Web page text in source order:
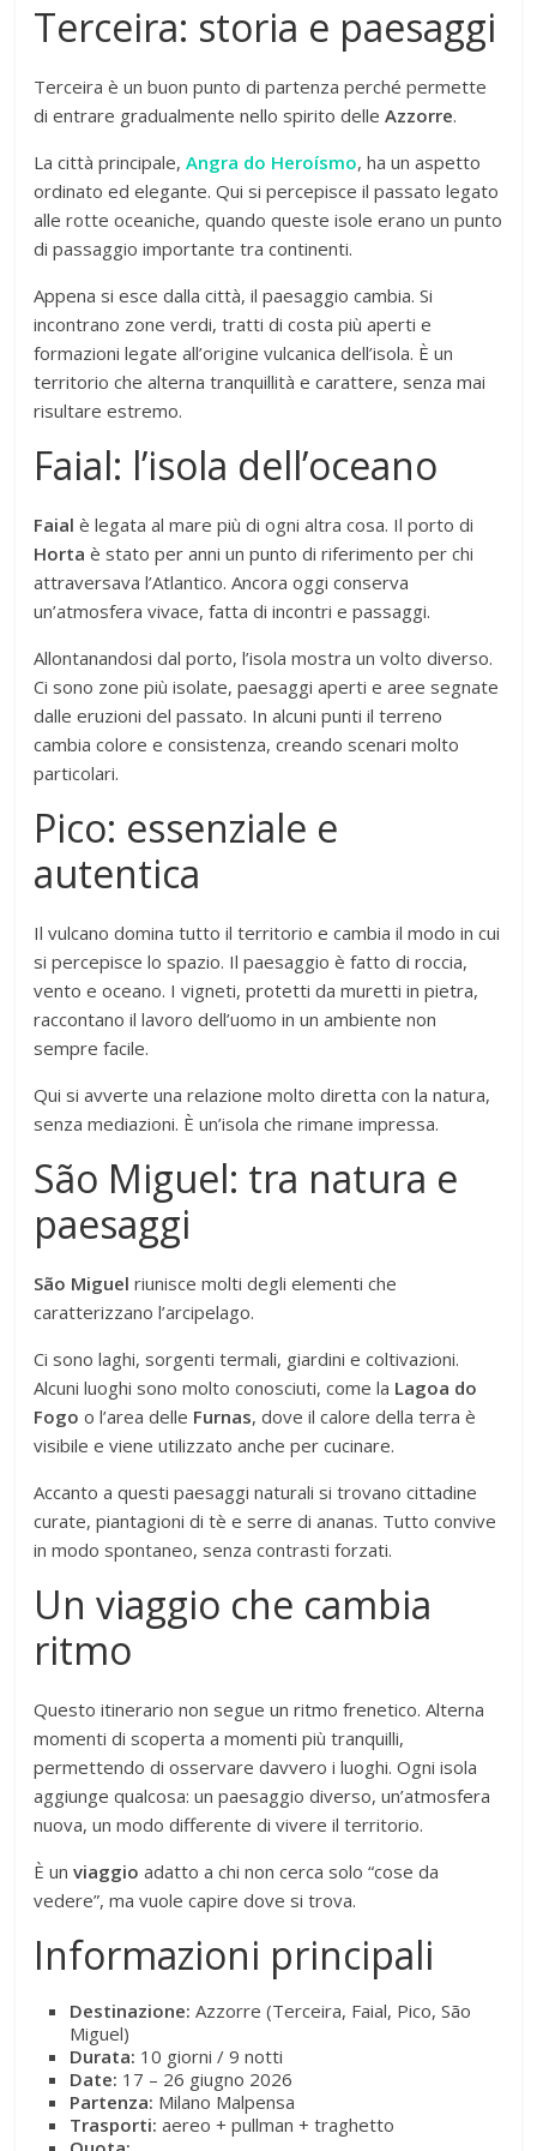
Terceira: storia e paesaggi
Terceira è un buon punto di partenza perché permette
di entrare gradualmente nello spirito delleAzzorre.
La città principale,Angra do Heroísmo, ha un aspetto
ordinato ed elegante. Qui si percepisce il passato legato
alle rotte oceaniche, quando queste isole erano un punto
di passaggio importante tra continenti.
Appena si esce dalla città, il paesaggio cambia. Si
incontrano zone verdi, tratti di costa più aperti e
formazioni legate all’origine vulcanica dell’isola. È un
territorio che alterna tranquillità e carattere, senza mai
risultare estremo.
Faial: l’isola dell’oceano
Faial è legata al mare più di ogni altra cosa. Il porto di
Horta è stato per anni un punto di riferimento per chi
attraversava l’Atlantico. Ancora oggi conserva
un’atmosfera vivace, fatta di incontri e passaggi.
Allontanandosi dal porto, l’isola mostra un volto diverso.
Ci sono zone più isolate, paesaggi aperti e aree segnate
dalle eruzioni del passato. In alcuni punti il terreno
cambia colore e consistenza, creando scenari molto
particolari.
Pico: essenziale e
autentica
Il vulcano domina tutto il territorio e cambia il modo in cui
si percepisce lo spazio. Il paesaggio è fatto di roccia,
vento e oceano. I vigneti, protetti da muretti in pietra,
raccontano il lavoro dell’uomo in un ambiente non
sempre facile.
Qui si avverte una relazione molto diretta con la natura,
senza mediazioni. È un’isola che rimane impressa.
São Miguel: tra natura e
paesaggi
São Miguel riunisce molti degli elementi che
caratterizzano l’arcipelago.
Ci sono laghi, sorgenti termali, giardini e coltivazioni.
Alcuni luoghi sono molto conosciuti, come la Lagoa do
Fogo o l’area delle Furnas, dove il calore della terra è
visibile e viene utilizzato anche per cucinare.
Accanto a questi paesaggi naturali si trovano cittadine
curate, piantagioni di tè e serre di ananas. Tutto convive
in modo spontaneo, senza contrasti forzati.
Un viaggio che cambia
ritmo
Questo itinerario non segue un ritmo frenetico. Alterna
momenti di scoperta a momenti più tranquilli,
permettendo di osservare davvero i luoghi. Ogni isola
aggiunge qualcosa: un paesaggio diverso, un’atmosfera
nuova, un modo differente di vivere il territorio.
È unviaggio adatto a chi non cerca solo “cose da
vedere”, ma vuole capire dove si trova.
Informazioni principali
Destinazione: Azzorre (Terceira, Faial, Pico, São
Miguel)
Durata: 10 giorni / 9 notti
Date: 17 – 26 giugno 2026
Partenza: Milano Malpensa
Trasporti: aereo + pullman + traghetto